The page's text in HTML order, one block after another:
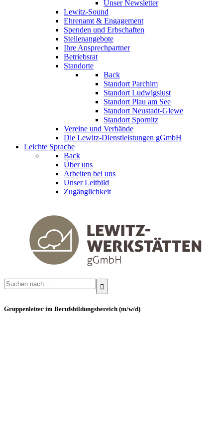
Unser Newsletter
Lewitz-Sound
Ehrenamt & Engagement
Spenden und Erbschaften
Stellenangebote
Ihre Ansprechpartner
Betriebsrat
Standorte
Back
Standort Parchim
Standort Ludwigslust
Standort Plau am See
Standort Neustadt-Glewe
Standort Spornitz
Vereine und Verbände
Die Lewitz-Dienstleistungen gGmbH
Leichte Sprache
Back
Über uns
Arbeiten bei uns
Unser Leitbild
Zugänglichkeit
Search
for:
Gruppenleiter im Berufsbildungsbereich (m/w/d)